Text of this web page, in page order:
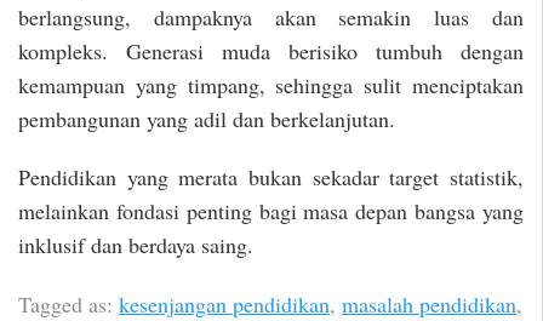
berlangsung, dampaknya akan semakin luas dan
kompleks. Generasi muda berisiko tumbuh dengan
kemampuan yang timpang, sehingga sulit menciptakan
pembangunan yang adil dan berkelanjutan.
Pendidikan yang merata bukan sekadar target statistik,
melainkan fondasi penting bagi masa depan bangsa yang
inklusif dan berdaya saing.
Tagged as: kesenjangan pendidikan, masalah pendidikan,